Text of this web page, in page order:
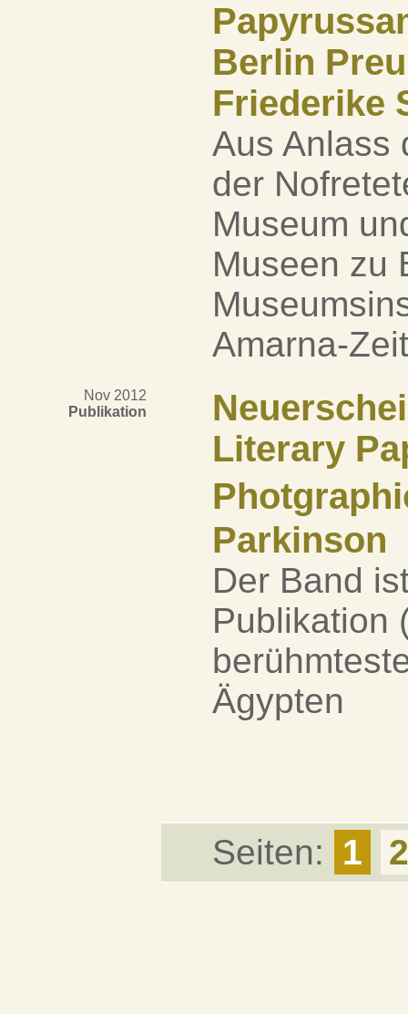
Berlin
Friederike
Aus Anlass
der
Museum
Museen zu
Amarna-
Nov 2012
Publikation
Literary
Parkinson
Der Band
Publikation
Ägypten
Seiten: 1 2